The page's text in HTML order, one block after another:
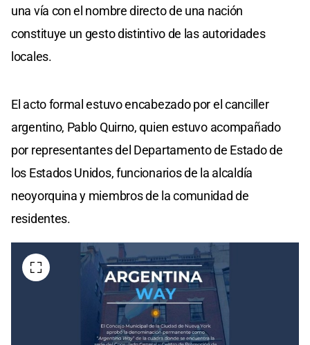
una vía con el nombre directo de una nación
constituye un gesto distintivo de las autoridades
locales.
El acto formal estuvo encabezado por el canciller
argentino, Pablo Quirno, quien estuvo acompañado
por representantes del Departamento de Estado de
los Estados Unidos, funcionarios de la alcaldía
neoyorquina y miembros de la comunidad de
residentes.